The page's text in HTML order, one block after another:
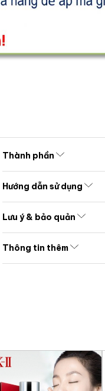
Thành phần
Hướng dẫn sử dụng
Lưu ý & bảo quản
Thông tin thêm